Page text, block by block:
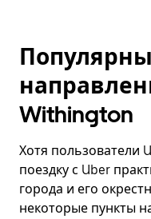
Withington
Хотя пользователи
поездку с Uber
города и его
некоторые пункты